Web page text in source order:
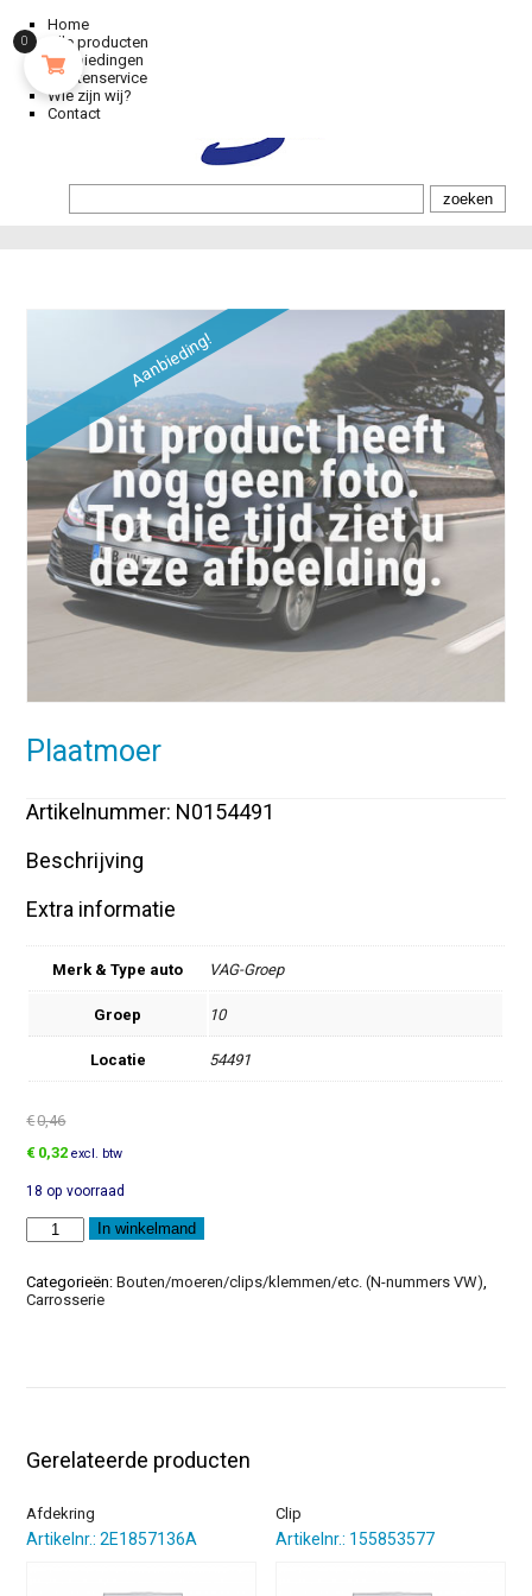
Home
Alle producten
Aanbiedingen
Klantenservice
Wie zijn wij?
Contact
Aanbieding!
Plaatmoer
Artikelnummer: N0154491
Beschrijving
Extra informatie
Merk & Type auto VAG-Groep
Groep 10
Locatie 54491
€0,46
Oorspronkelijke
was:
€0,46.
€ 0,32Huidige
is:
€0,32.
excl. btw
18 op voorraad
Plaatmoer
aantal
In winkelmand
Categorieën:Bouten/moeren/clips/klemmen/etc. (N-nummers VW),
Carrosserie
Gerelateerde producten
Afdekring
Artikelnr.: 2E1857136A
Clip
Artikelnr.: 155853577
0